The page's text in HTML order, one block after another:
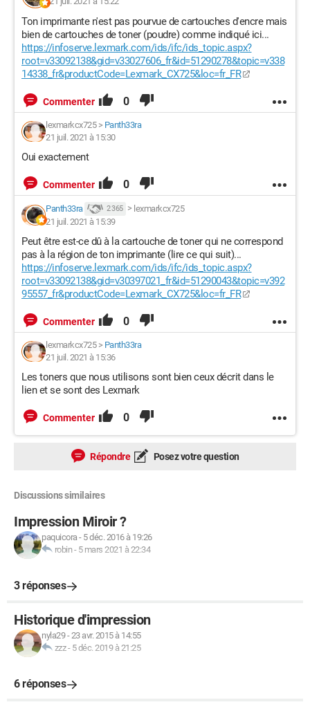
Ton imprimante n'est pas pourvue de cartouches d'encre mais
bien de cartouches de toner (poudre) comme indiqué ici...
https://infoserve.lexmark.com/ids/ifc/ids_topic.aspx?
root=v33092138&gid=v33027606_fr&id=51290278&topic=v338
14338_fr&productCode=Lexmark_CX725&loc=fr_FR
Commenter 0
lexmarkcx725> Panth33ra
21 juil. 2021 à 15:30
Oui exactement
Commenter 0
Panth33ra 2 365 > lexmarkcx725
21 juil. 2021 à 15:39
Peut être est-ce dû à la cartouche de toner qui ne correspond
pas à la région de ton imprimante (lire ce qui suit)...
https://infoserve.lexmark.com/ids/ifc/ids_topic.aspx?
root=v33092138&gid=v30397021_fr&id=51290043&topic=v392
95557_fr&productCode=Lexmark_CX725&loc=fr_FR
Commenter 0
lexmarkcx725> Panth33ra
21 juil. 2021 à 15:36
Les toners que nous utilisons sont bien ceux décrit dans le
lien et se sont des Lexmark
Commenter 0
Répondre Posez votre question
Discussions similaires
Impression Miroir ?
paquicora- 5 déc. 2016 à 19:26
robin- 5 mars 2021 à 22:34
3 réponses
Historique d'impression
nyla29-23 avr. 2015 à 14:55
zzz- 5 déc. 2019 à 21:25
6 réponses